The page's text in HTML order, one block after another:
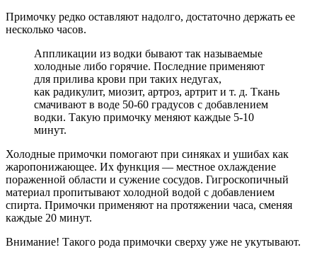
Примочку редко оставляют надолго, достаточно держать ее
несколько часов.
Аппликации из водки бывают так называемые
холодные либо горячие. Последние применяют
для прилива крови при таких недугах,
как радикулит, миозит, артроз, артрит и т. д. Ткань
смачивают в воде 50-60 градусов с добавлением
водки. Такую примочку меняют каждые 5-10
минут.
Холодные примочки помогают при синяках и ушибах как
жаропонижающее. Их функция — местное охлаждение
пораженной области и сужение сосудов. Гигроскопичный
материал пропитывают холодной водой с добавлением
спирта. Примочки применяют на протяжении часа, сменяя
каждые 20 минут.
Внимание! Такого рода примочки сверху уже не укутывают.